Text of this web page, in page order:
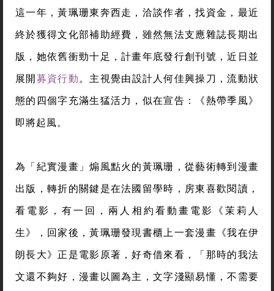
這一年，黃珮珊東奔西走，洽談作者，找資金，最近
終於獲得文化部補助經費，雖然無法支應雜誌長期出
版，她依舊衝勁十足，計畫年底發行創刊號，近日並
展開募資行動。主視覺由設計人何佳興操刀，流動狀
態的四個字充滿生猛活力，似在宣告：《熱帶季風》
即將起風。
為「紀實漫畫」煽風點火的黃珮珊，從藝術轉到漫畫
出版，轉折的關鍵是在法國留學時，房東喜歡閱讀，
看電影，有一回，兩人相約看動畫電影《茉莉人
生》，回家後，黃珮珊發現書櫃上一套漫畫《我在伊
朗長大》正是電影原著，好奇借來看，「那時的我法
文還不夠好，漫畫以圖為主，文字淺顯易懂，不需要